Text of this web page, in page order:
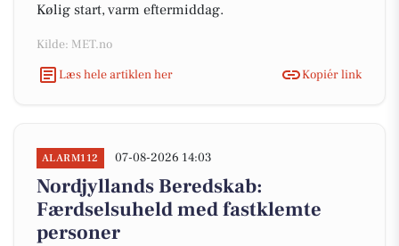
Kølig start, varm eftermiddag.
Kilde: MET.no
Læs hele artiklen her
Kopiér link
ALARM112 07-08-2026 14:03
Nordjyllands Beredskab:
Færdselsuheld med fastklemte
personer